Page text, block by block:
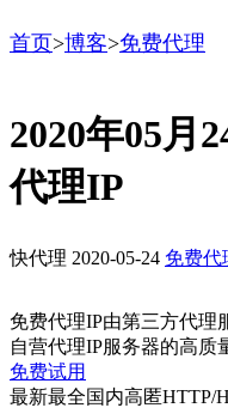
首页>博客>免费代理
2020年05月
代理IP
快代理 2020-05-24 免费代
免费代理IP由第三方代理
自营代理IP服务器的高质
免费试用
最新最全国内高匿HTTP/